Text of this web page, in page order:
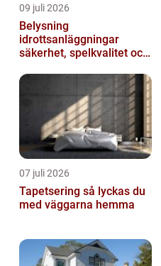
09 juli 2026
Belysning
idrottsanläggningar
säkerhet, spelkvalitet och
07 juli 2026
Tapetsering så lyckas du
med väggarna hemma